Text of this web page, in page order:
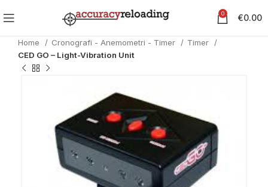
0 €0.00
Home Cronografi - Anemometri - Timer
Timer
CED GO – Light-Vibration Unit